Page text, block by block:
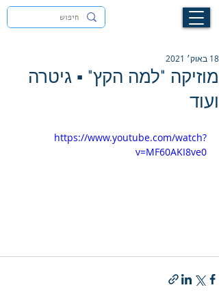
מוזיקה "למה הקץ" ▪︎ גיטרה
ועוד
18 באוק׳ 2021
https://www.youtube.com/watch?
v=MF60AKI8ve0